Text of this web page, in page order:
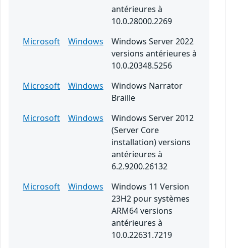
antérieures à
10.0.28000.2269
Microsoft
Windows
Windows Server 2022
versions antérieures à
10.0.20348.5256
Microsoft
Windows
Windows Narrator
Braille
Microsoft
Windows
Windows Server 2012
(Server Core
installation) versions
antérieures à
6.2.9200.26132
Microsoft
Windows
Windows 11 Version
23H2 pour systèmes
ARM64 versions
antérieures à
10.0.22631.7219